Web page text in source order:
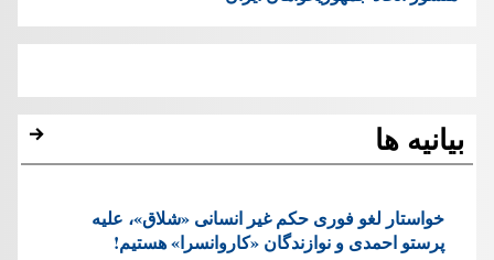
بیانیه ها
خواستار لغو فوری حکم غیر انسانی «شلاق»، علیه
پرستو احمدی و نوازندگان «کاروانسرا» هستیم!